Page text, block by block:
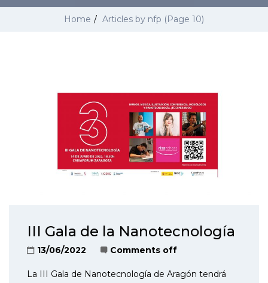
Home / Articles by nfp (Page 10)
III Gala de la Nanotecnología
13/06/2022 Comments off
La III Gala de Nanotecnología de Aragón tendrá